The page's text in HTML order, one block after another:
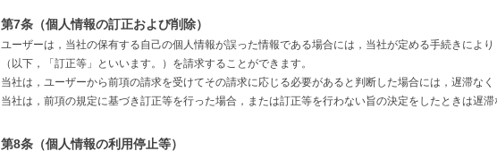
第7条（個人情報の訂正および削除）
ユーザーは，当社の保有する自己の個人情報が誤った情報である場合には，当社が定める手続きによ
（以下，「訂正等」といいます。）を請求することができます。
当社は，ユーザーから前項の請求を受けてその請求に応じる必要があると判断した場合には，遅滞な
当社は，前項の規定に基づき訂正等を行った場合，または訂正等を行わない旨の決定をしたときは遅滞
第8条（個人情報の利用停止等）